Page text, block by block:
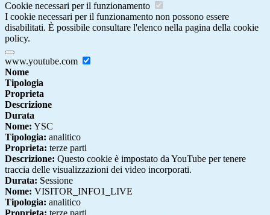
Cookie necessari per il funzionamento
I cookie necessari per il funzionamento non possono essere
disabilitati. È possibile consultare l'elenco nella pagina della cookie
policy.
www.youtube.com
Nome
Tipologia
Proprieta
Descrizione
Durata
Nome: YSC
Tipologia: analitico
Proprieta: terze parti
Descrizione: Questo cookie è impostato da YouTube per tenere
traccia delle visualizzazioni dei video incorporati.
Durata: Sessione
Nome: VISITOR_INFO1_LIVE
Tipologia: analitico